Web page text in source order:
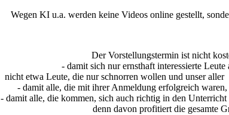
Wegen KI u.a. werden keine Videos online gestellt,
Der Vorstellungstermin ist nicht
- damit sich nur ernsthaft interessierte Leute
nicht etwa Leute, die nur schnorren wollen und unser aller
- damit alle, die mit ihrer Anmeldung erfolgreich waren,
- damit alle, die kommen, sich auch richtig in den Unterricht
denn davon profitiert die gesamte